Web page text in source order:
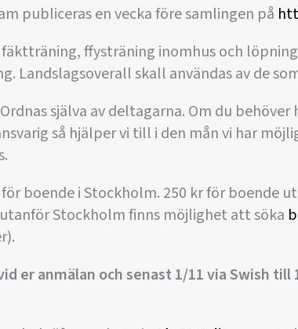
publiceras en vecka före samlingen på
fäktträning, ffysträning inomhus och
Landslagsoverall skall användas av de
själva av deltagarna. Om du
så hjälper vi till i den mån vi har
för boende i Stockholm. 250 kr för boende
Stockholm finns möjlighet att söka
er anmälan och senast 1/11 via Swish till